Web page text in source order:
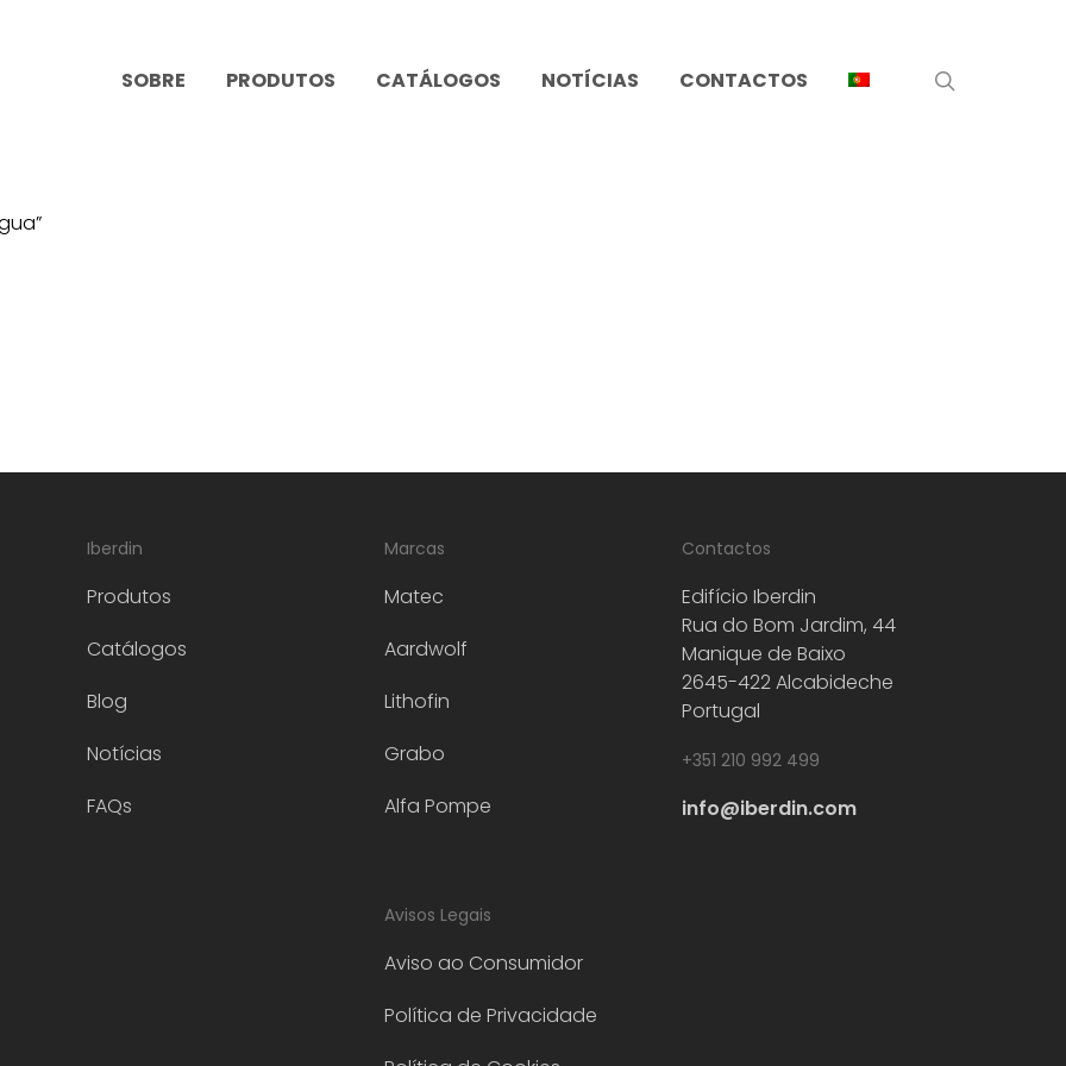
SOBRE PRODUTOS CATÁLOGOS NOTÍCIAS CONTACTOS
Iberdin
Produtos
Catálogos
Blog
Notícias
FAQs
Marcas
Matec
Aardwolf
Lithofin
Grabo
Alfa Pompe
Avisos Legais
Aviso ao Consumidor
Política de Privacidade
Contactos
Edifício Iberdin
Rua do Bom Jardim, 44
Manique de Baixo
2645-422 Alcabideche
Portugal
+351 210 992 499
info@iberdin.com